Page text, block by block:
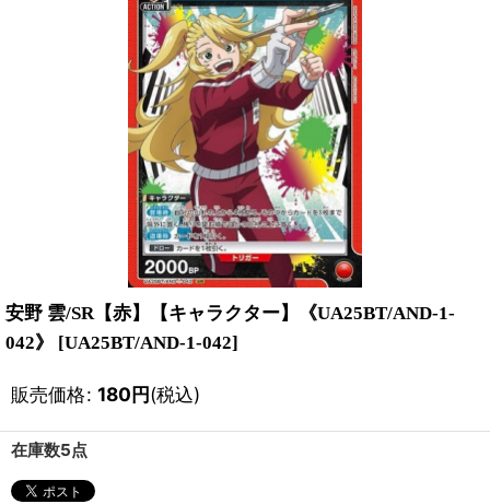
安野 雲/SR【赤】【キャラクター】《UA25BT/AND-1-
042》
[UA25BT/AND-1-042]
販売価格: 180円(税込)
在庫数5点